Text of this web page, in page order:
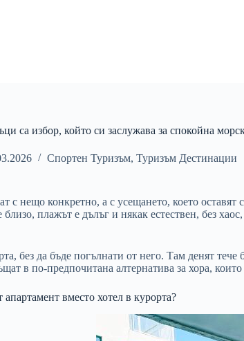
са избор, който си заслужава за спокойна
Спортен Туризъм, Туризъм Дестинации
с нещо конкретно, а с усещането, което
плажът е дълъг и някак естествен, без
без да бъде погълнати от него. Там денят
в по-предпочитана алтернатива за хора,
вместо хотел в курорта?